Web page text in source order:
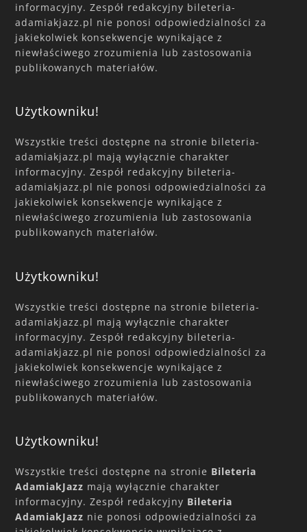
informacyjny. Zespół redakcyjny bileteria-
adamiakjazz.pl nie ponosi odpowiedzialności za
jakiekolwiek konsekwencje wynikające z
niewłaściwego zrozumienia lub zastosowania
publikowanych materiałów.
Użytkowniku!
Wszystkie treści dostępne na stronie bileteria-
adamiakjazz.pl mają wyłącznie charakter
informacyjny. Zespół redakcyjny bileteria-
adamiakjazz.pl nie ponosi odpowiedzialności za
jakiekolwiek konsekwencje wynikające z
niewłaściwego zrozumienia lub zastosowania
publikowanych materiałów.
Użytkowniku!
Wszystkie treści dostępne na stronie bileteria-
adamiakjazz.pl mają wyłącznie charakter
informacyjny. Zespół redakcyjny bileteria-
adamiakjazz.pl nie ponosi odpowiedzialności za
jakiekolwiek konsekwencje wynikające z
niewłaściwego zrozumienia lub zastosowania
publikowanych materiałów.
Użytkowniku!
Wszystkie treści dostępne na stronie Bileteria
AdamiakJazz mają wyłącznie charakter
informacyjny. Zespół redakcyjny Bileteria
AdamiakJazz nie ponosi odpowiedzialności za